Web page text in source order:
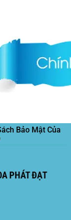
Bảo Mật Của
PHÁT ĐẠT